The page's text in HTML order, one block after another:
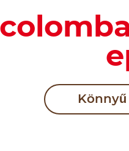
Könnyű